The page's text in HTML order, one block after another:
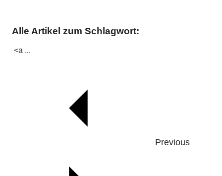
Alle Artikel zum Schlagwort:
<a ...
Previous